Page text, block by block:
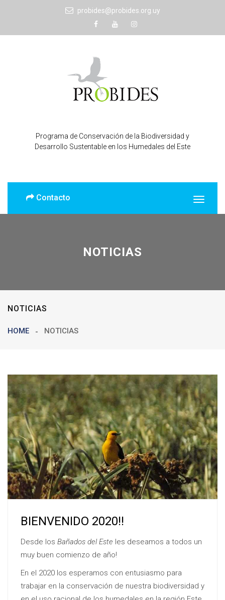
probides@probides.org.uy
Programa de Conservación de la Biodiversidad y
Desarrollo Sustentable en los Humedales del Este
Contacto
NOTICIAS
NOTICIAS
HOME NOTICIAS
BIENVENIDO 2020!!
Desde los Bañados del Este les deseamos a todos un
muy buen comienzo de año!
En el 2020 los esperamos con entusiasmo para
trabajar en la conservación de nuestra biodiversidad y